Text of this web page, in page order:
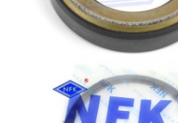
EX750DL
EC250D
EC60D
EC180D